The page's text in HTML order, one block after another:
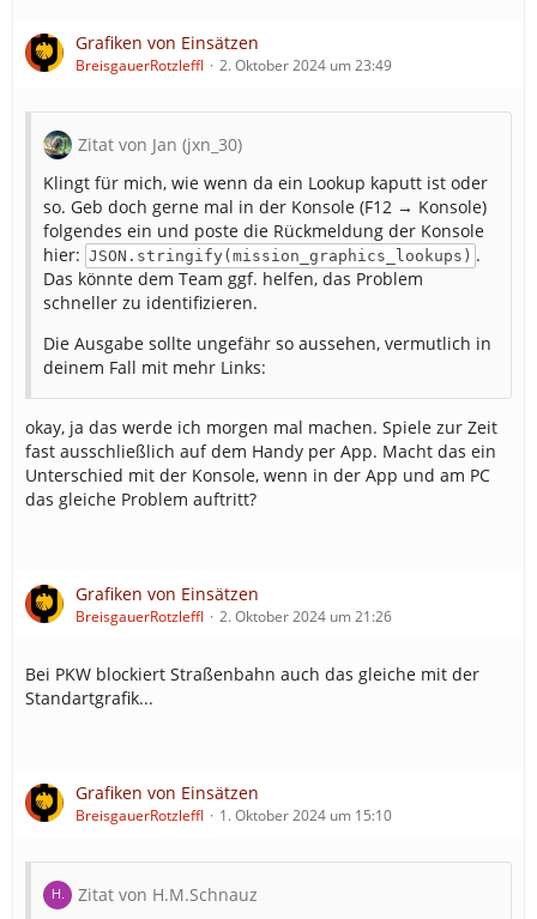
Grafiken von Einsätzen
BreisgauerRotzleffl 2. Oktober 2024 um 23:49
Zitat von Jan (jxn_30)
Klingt für mich, wie wenn da ein Lookup kaputt ist oder
so. Geb doch gerne mal in der Konsole (F12 → Konsole)
folgendes ein und poste die Rückmeldung der Konsole
hier: JSON.stringify(mission_graphics_lookups) .
Das könnte dem Team ggf. helfen, das Problem
schneller zu identifizieren.
Die Ausgabe sollte ungefähr so aussehen, vermutlich in
deinem Fall mit mehr Links:
okay, ja das werde ich morgen mal machen. Spiele zur Zeit
fast ausschließlich auf dem Handy per App. Macht das ein
Unterschied mit der Konsole, wenn in der App und am PC
das gleiche Problem auftritt?
Grafiken von Einsätzen
BreisgauerRotzleffl 2. Oktober 2024 um 21:26
Bei PKW blockiert Straßenbahn auch das gleiche mit der
Standartgrafik...
Grafiken von Einsätzen
BreisgauerRotzleffl 1. Oktober 2024 um 15:10
Zitat von H.M.Schnauz